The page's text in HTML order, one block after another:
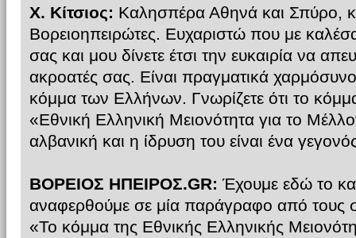
Χ. Κίτσιος: Καλησπέρα Αθηνά και Σπύρο,
Βορειοηπειρώτες. Ευχαριστώ που με
σας και μου δίνετε έτσι την ευκαιρία να
ακροατές σας. Είναι πραγματικά
κόμμα των Ελλήνων. Γνωρίζετε ότι το
«Εθνική Ελληνική Μειονότητα για το
αλβανική και η ίδρυση του είναι ένα
ΒΟΡΕΙΟΣ ΗΠΕΙΡΟΣ.GR: Έχουμε εδώ το
αναφερθούμε σε μία παράγραφο από τους
«Το κόμμα της Εθνικής Ελληνικής